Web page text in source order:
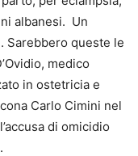
albanesi. Un
Sarebbero queste le
medico
in ostetricia e
Carlo Cimini nel
di omicidio